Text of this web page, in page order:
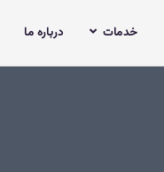
خدمات درباره ما